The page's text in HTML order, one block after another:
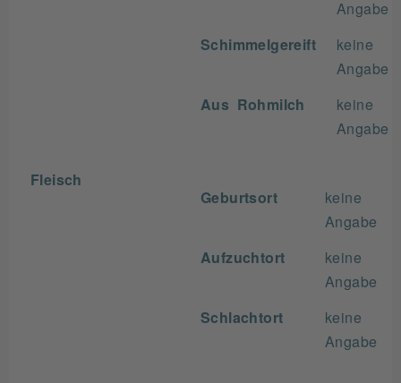
Angabe
Schimmelgereift
keine
Angabe
Aus Rohmilch
keine
Angabe
Fleisch
Geburtsort
keine
Angabe
Aufzuchtort
keine
Angabe
Schlachtort
keine
Angabe